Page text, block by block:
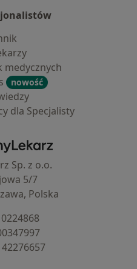
medycznych
nowość
dla Specjalisty
ZnanyLekarz - Strona główna
Sp. z o.o.
5/7
Polska